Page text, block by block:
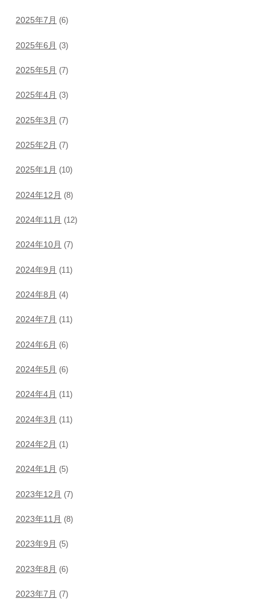
2025年7月 (6)
2025年6月 (3)
2025年5月 (7)
2025年4月 (3)
2025年3月 (7)
2025年2月 (7)
2025年1月 (10)
2024年12月 (8)
2024年11月 (12)
2024年10月 (7)
2024年9月 (11)
2024年8月 (4)
2024年7月 (11)
2024年6月 (6)
2024年5月 (6)
2024年4月 (11)
2024年3月 (11)
2024年2月 (1)
2024年1月 (5)
2023年12月 (7)
2023年11月 (8)
2023年9月 (5)
2023年8月 (6)
2023年7月 (7)